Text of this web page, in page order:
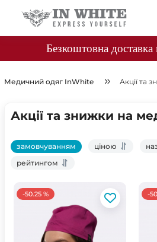
Безкоштовна доставка
Медичний одяг InWhite Акції та
Акції та знижки на
замовчуванням ціною
рейтингом
-50.25 % -